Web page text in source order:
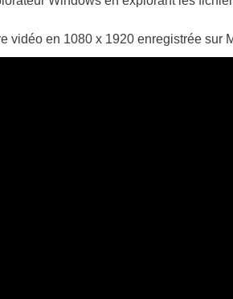
vidéo en 1080 x 1920 enregistrée sur